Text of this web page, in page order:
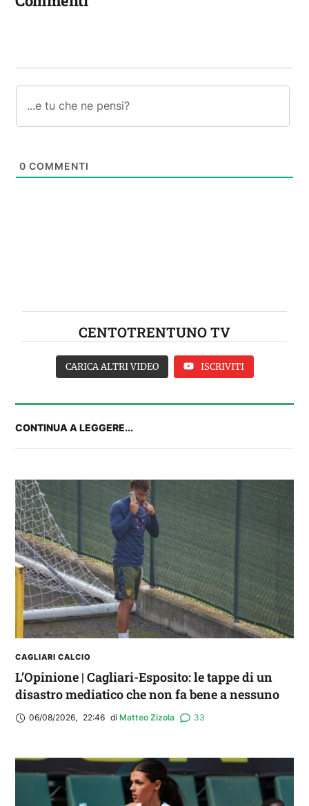
0 COMMENTI
CENTOTRENTUNO TV
Balliana: “Firmare con la Bora è come andare al
Real Madrid. Ora obiettivo Lunigiana”
CARICA ALTRI VIDEO ISCRIVITI
CONTINUA A LEGGERE...
CAGLIARI CALCIO
L’Opinione | Cagliari-Esposito: le tappe di un
disastro mediatico che non fa bene a nessuno
06/08/2026, 22:46 di Matteo Zizola 33